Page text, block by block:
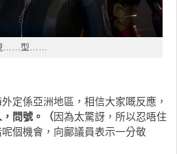
……型……
定係亞洲地區，相信大家嘅反應，
問號。（因為太驚訝，所以忍唔住
個機會，向鄺議員表示一分敬